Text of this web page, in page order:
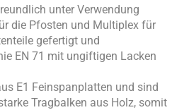
unter Verwendung
die Pfosten und Multiplex für
gefertigt und
EN 71 mit ungiftigen Lacken
E1 Feinspanplatten und sind
Tragbalken aus Holz, somit